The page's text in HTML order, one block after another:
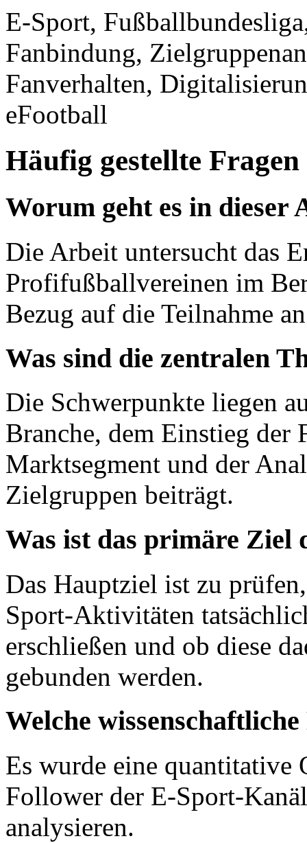
E-Sport,
Fanbindung,
Fanverhalten,
eFootball
Häufig gestellte Fragen
Worum geht es in dieser
Die Arbeit untersucht das
Profifußballvereinen im
Bezug auf die Teilnahme
Was sind die zentralen
Die Schwerpunkte liegen
Branche, dem Einstieg der
Marktsegment und der
Zielgruppen beiträgt.
Was ist das primäre Ziel
Das Hauptziel ist zu
Sport-Aktivitäten
erschließen und ob diese
gebunden werden.
Welche
Es wurde eine quantitative
Follower der E-Sport-
analysieren.